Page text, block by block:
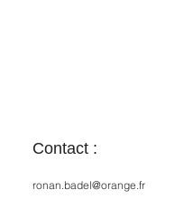
Contact :
ronan.badel@orange.fr